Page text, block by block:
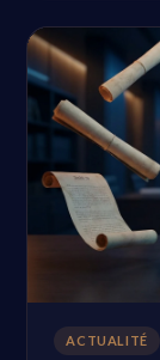
ACTUALITÉ